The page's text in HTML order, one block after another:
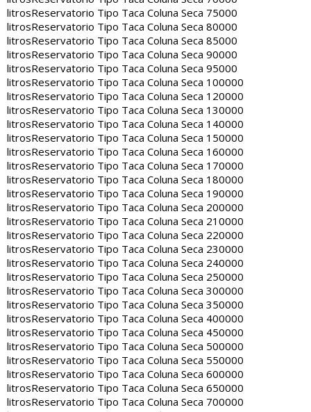
litrosReservatorio Tipo Taca Coluna Seca 75000
litrosReservatorio Tipo Taca Coluna Seca 80000
litrosReservatorio Tipo Taca Coluna Seca 85000
litrosReservatorio Tipo Taca Coluna Seca 90000
litrosReservatorio Tipo Taca Coluna Seca 95000
litrosReservatorio Tipo Taca Coluna Seca 100000
litrosReservatorio Tipo Taca Coluna Seca 120000
litrosReservatorio Tipo Taca Coluna Seca 130000
litrosReservatorio Tipo Taca Coluna Seca 140000
litrosReservatorio Tipo Taca Coluna Seca 150000
litrosReservatorio Tipo Taca Coluna Seca 160000
litrosReservatorio Tipo Taca Coluna Seca 170000
litrosReservatorio Tipo Taca Coluna Seca 180000
litrosReservatorio Tipo Taca Coluna Seca 190000
litrosReservatorio Tipo Taca Coluna Seca 200000
litrosReservatorio Tipo Taca Coluna Seca 210000
litrosReservatorio Tipo Taca Coluna Seca 220000
litrosReservatorio Tipo Taca Coluna Seca 230000
litrosReservatorio Tipo Taca Coluna Seca 240000
litrosReservatorio Tipo Taca Coluna Seca 250000
litrosReservatorio Tipo Taca Coluna Seca 300000
litrosReservatorio Tipo Taca Coluna Seca 350000
litrosReservatorio Tipo Taca Coluna Seca 400000
litrosReservatorio Tipo Taca Coluna Seca 450000
litrosReservatorio Tipo Taca Coluna Seca 500000
litrosReservatorio Tipo Taca Coluna Seca 550000
litrosReservatorio Tipo Taca Coluna Seca 600000
litrosReservatorio Tipo Taca Coluna Seca 650000
litrosReservatorio Tipo Taca Coluna Seca 700000